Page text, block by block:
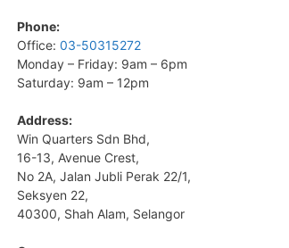
Phone:
Office: 03-50315272
Monday – Friday: 9am – 6pm
Saturday: 9am – 12pm
Address:
Win Quarters Sdn Bhd,
16-13, Avenue Crest,
No 2A, Jalan Jubli Perak 22/1,
Seksyen 22,
40300, Shah Alam, Selangor